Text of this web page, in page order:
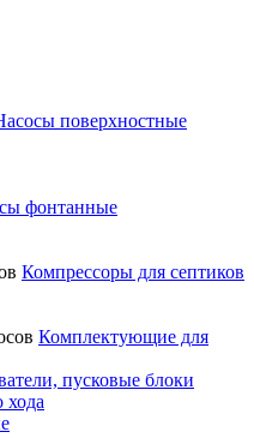
поверхностные
фонтанные
Компрессоры для септиков
Комплектующие для
пусковые блоки
хода